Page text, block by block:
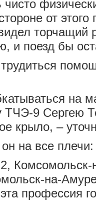
чисто
от
торчащий
и поезд бы
на
9 Сергею
крыло, –
на все
на-
профессия